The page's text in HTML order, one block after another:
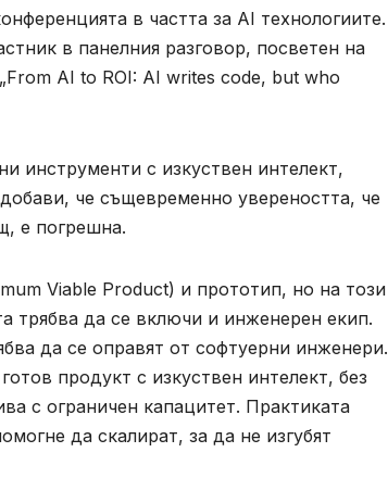
в частта за AI технологиите.
в панелния разговор, посветен на
AI to ROI: AI writes code, but who
инструменти с изкуствен интелект,
че същевременно увереността, че
е погрешна.
Viable Product) и прототип, но на този
трябва да се включи и инженерен екип.
да се оправят от софтуерни инженери.
продукт с изкуствен интелект, без
с ограничен капацитет. Практиката
да скалират, за да не изгубят